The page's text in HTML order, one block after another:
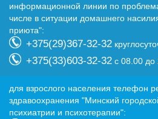
информационной линии по
числе в ситуации домашнего
приюта":
+375(29)367-32-32
+375(33)603-32-32 с 08.00 до
для взрослого населения телефон
здравоохранения "Минский
психиатрии и психотерапии":